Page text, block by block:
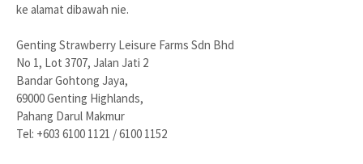
ke alamat dibawah nie.
Genting Strawberry Leisure Farms Sdn Bhd
No 1, Lot 3707, Jalan Jati 2
Bandar Gohtong Jaya,
69000 Genting Highlands,
Pahang Darul Makmur
Tel: +603 6100 1121 / 6100 1152